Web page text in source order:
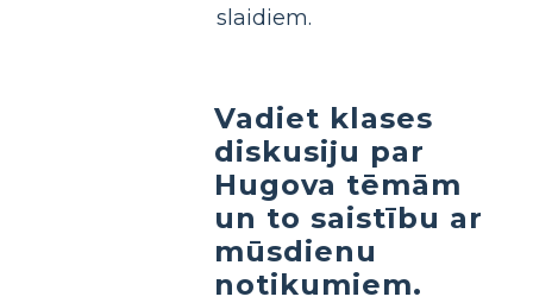
slaidiem.
Vadiet klases
diskusiju par
Hugova tēmām
un to saistību ar
mūsdienu
notikumiem.